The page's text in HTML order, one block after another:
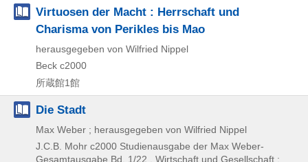
Virtuosen der Macht : Herrschaft und
Charisma von Perikles bis Mao
herausgegeben von Wilfried Nippel
Beck c2000
所蔵館1館
Die Stadt
Max Weber ; herausgegeben von Wilfried Nippel
J.C.B. Mohr c2000 Studienausgabe der Max Weber-
Gesamtausgabe Bd. 1/22 . Wirtschaft und Gesellschaft :